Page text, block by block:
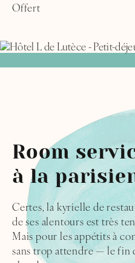
Offert
Room
à la
Certes, la kyrielle de
de ses alentours est très
Mais pour les appétits à
sans trop attendre — le fin